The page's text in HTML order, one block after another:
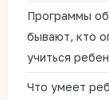
Программы
бывают, кто
учиться
Что умеет